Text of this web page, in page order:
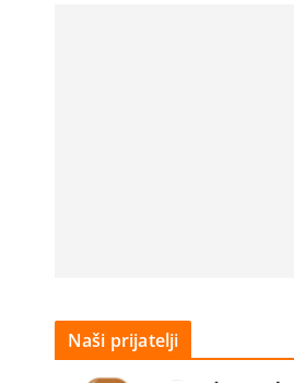
Naši prijatelji